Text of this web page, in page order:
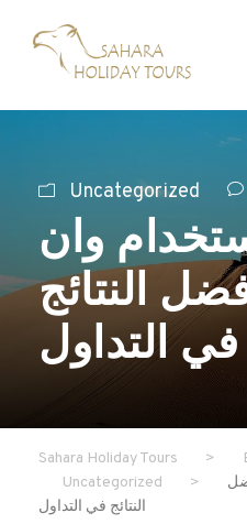
Uncategorized
وان
النتائج
في التداول
Sahara Holiday Tours >
Uncategorized
>
النتائج في التداول